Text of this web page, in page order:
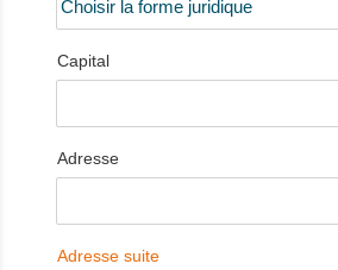
Capital
Adresse
Adresse suite